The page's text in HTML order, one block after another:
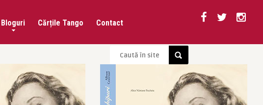
Bloguri Cărțile Tango Contact